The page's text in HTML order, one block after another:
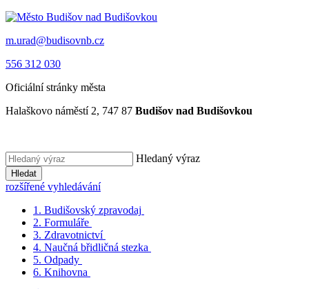
m.urad@budisovnb.cz
556 312 030
Oficiální stránky města
Halaškovo náměstí 2, 747 87 Budišov nad Budišovkou
Hledaný výraz
Hledat
rozšířené vyhledávání
1. Budišovský zpravodaj
2. Formuláře
3. Zdravotnictví
4. Naučná břidličná stezka
5. Odpady
6. Knihovna